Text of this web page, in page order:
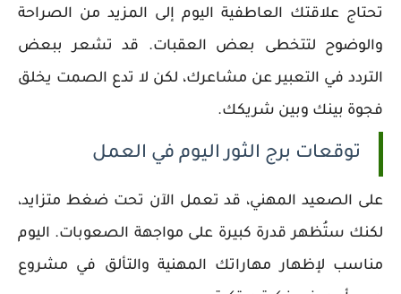
تحتاج علاقتك العاطفية اليوم إلى المزيد من الصراحة
والوضوح لتتخطى بعض العقبات. قد تشعر ببعض
التردد في التعبير عن مشاعرك، لكن لا تدع الصمت يخلق
فجوة بينك وبين شريكك.
توقعات برج الثور اليوم في العمل
على الصعيد المهني، قد تعمل الآن تحت ضغط متزايد،
لكنك ستُظهر قدرة كبيرة على مواجهة الصعوبات. اليوم
مناسب لإظهار مهاراتك المهنية والتألق في مشروع